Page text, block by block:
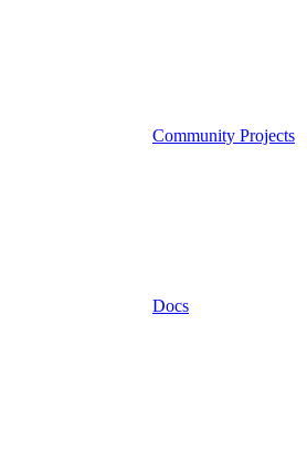
Community Projects
Docs